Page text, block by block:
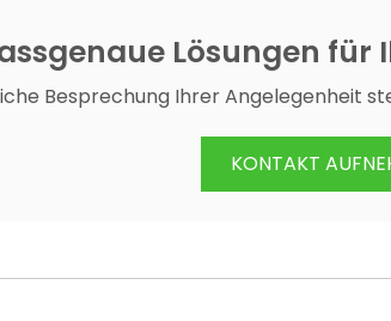
Lösungen
Besprechung Ihrer Angelegenheit
KONTAKT